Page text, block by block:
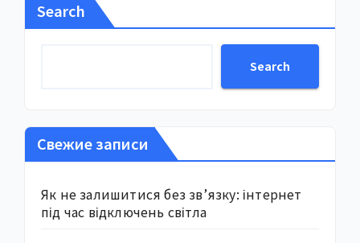
Search
Search
Свежие записи
Як не залишитися без зв’язку: інтернет
під час відключень світла